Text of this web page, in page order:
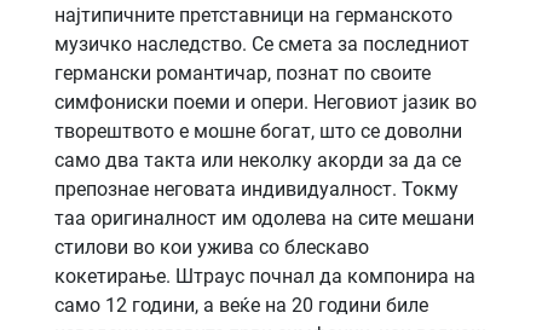
најтипичните претставници на германското
музичко наследство. Се смета за последниот
германски романтичар, познат по своите
симфониски поеми и опери. Неговиот јазик во
творештвото е мошне богат, што се доволни
само два такта или неколку акорди за да се
препознае неговата индивидуалност. Токму
таа оригиналност им одолева на сите мешани
стилови во кои ужива со блескаво
кокетирање. Штраус почнал да компонира на
само 12 години, а веќе на 20 години биле